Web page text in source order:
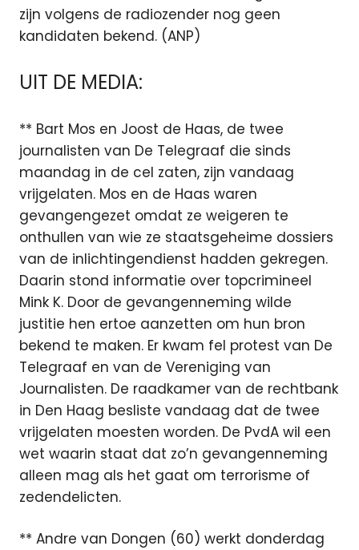
zijn volgens de radiozender nog geen
kandidaten bekend. (ANP)
UIT DE MEDIA:
** Bart Mos en Joost de Haas, de twee
journalisten van De Telegraaf die sinds
maandag in de cel zaten, zijn vandaag
vrijgelaten. Mos en de Haas waren
gevangengezet omdat ze weigeren te
onthullen van wie ze staatsgeheime dossiers
van de inlichtingendienst hadden gekregen.
Daarin stond informatie over topcrimineel
Mink K. Door de gevangenneming wilde
justitie hen ertoe aanzetten om hun bron
bekend te maken. Er kwam fel protest van De
Telegraaf en van de Vereniging van
Journalisten. De raadkamer van de rechtbank
in Den Haag besliste vandaag dat de twee
vrijgelaten moesten worden. De PvdA wil een
wet waarin staat dat zo’n gevangenneming
alleen mag als het gaat om terrorisme of
zedendelicten.
** Andre van Dongen (60) werkt donderdag